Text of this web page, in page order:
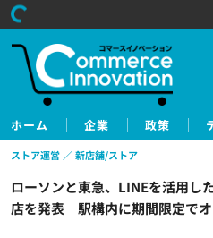
ホーム 企業 政策
ローソンと東急、LINEを活用し
店を発表 駅構内に期間限定で
ストア運営 新店舗/ストア